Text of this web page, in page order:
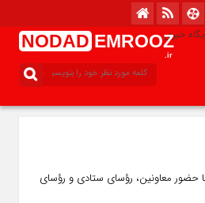
NODAD EMROOZ
.ir
حضور معاونین، رؤسای ستادی و رؤسای